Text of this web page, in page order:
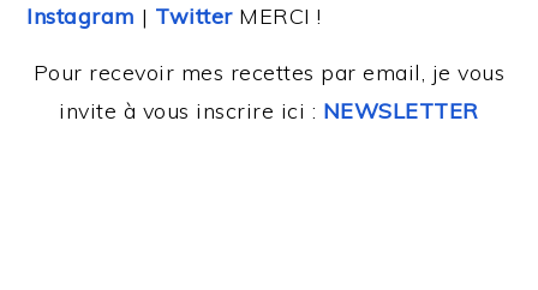
Instagram | TwitterMERCI !
Pour recevoir mes recettes par email, je vous
invite à vous inscrire ici : NEWSLETTER